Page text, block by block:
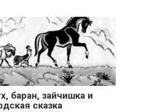
0 65 просмотров
баран, зайчишка и
сказка